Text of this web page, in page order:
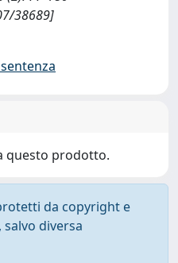
38689]
questo prodotto.
da copyright e
diversa